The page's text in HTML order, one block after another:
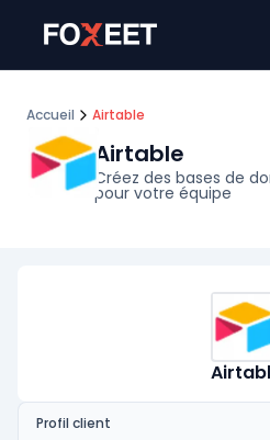
Accueil Airtable
Airtable
Créez des bases de
pour votre équipe
Profil client